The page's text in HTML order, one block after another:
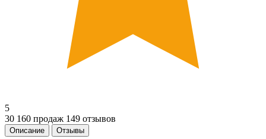
5
30 160 продаж 149 отзывов
Описание Отзывы